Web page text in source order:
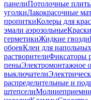
панелиПотолочные
уголкиЛакокрасочные
пропиткиКолеры для
эмали аэрозольные
герметикиЖидкие гвозди
обоевКлеи для
растворителиФиксаторы
пеныЭлектромонтажное
выключатели
распределительные и
штепсели